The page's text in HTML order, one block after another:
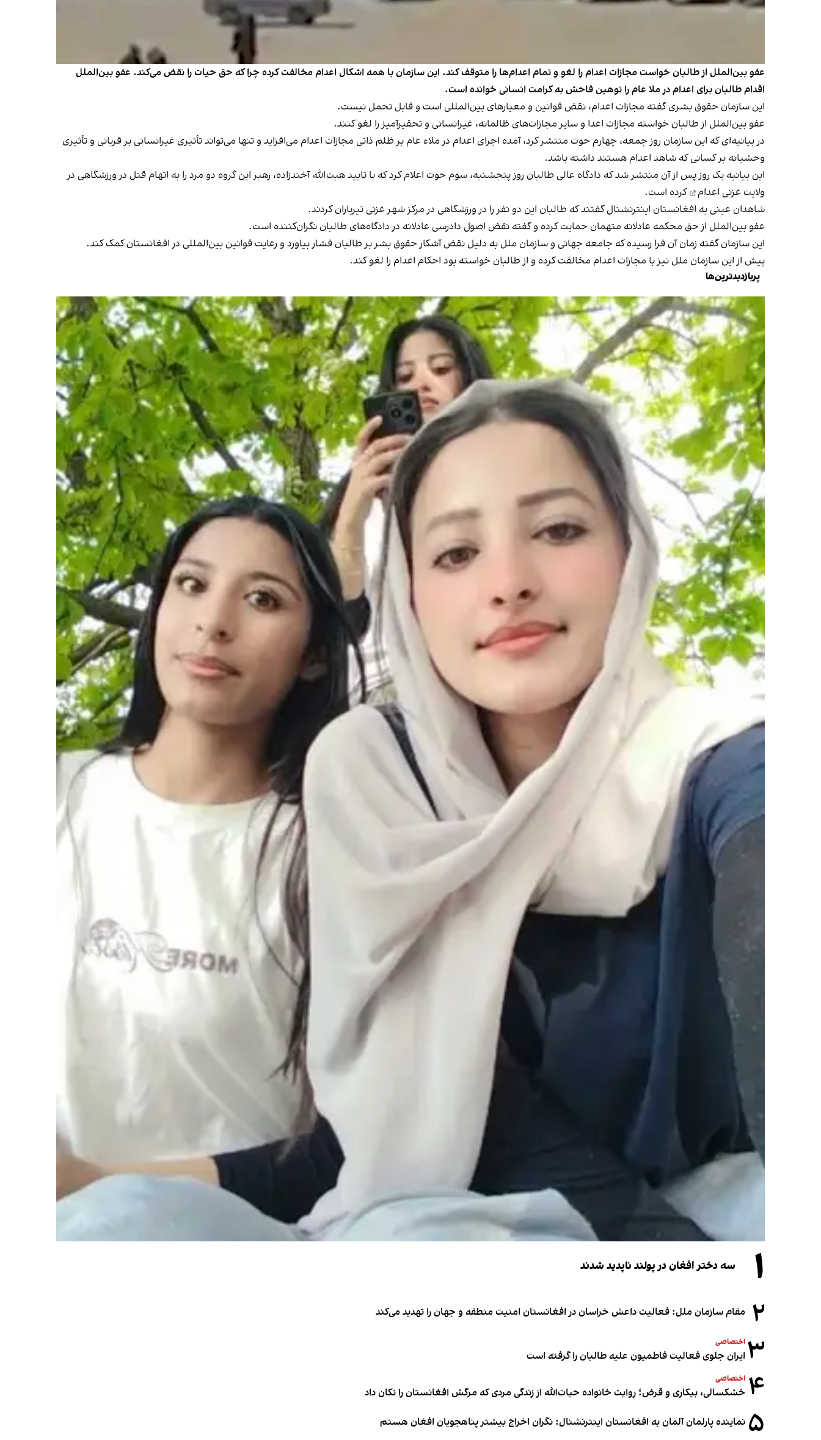
عفو بین‌الملل از طالبان خواست مجازات اعدام را لغو و تمام اعدام‌ها را متوقف کند. این سازمان با همه اشکال اعدام‌ مخالفت کرده چرا که حق حیات را نقض می‌کند. عفو بین‌الملل
اقدام طالبان برای اعدام در ملا عام را توهین فاحش به کرامت انسانی خوانده است.
این سازمان حقوق بشری گفته مجازات اعدام، نقض قوانین و معیارهای بین‌المللی است و قابل تحمل نیست.
عفو بین‌الملل از طالبان خواسته مجازات اعدا و سایر مجازات‌های ظالمانه، غیرانسانی و تحقیرآمیز را لغو کنند.
در بیانیه‌ای که این سازمان روز جمعه، چهارم حوت منتشر کرد، آمده اجرای اعدام در ملاء عام بر ظلم ذاتی مجازات اعدام می‌افزاید و تنها می‌تواند تأثیری غیرانسانی بر قربانی و تأثیری
وحشیانه بر کسانی که شاهد اعدام هستند داشته باشد.
این بیانیه یک روز پس از آن منتشر شد که دادگاه عالی طالبان روز پنجشنبه، سوم حوت اعلام کرد که با تایید هبت‌الله آخندزاده، رهبر این گروه دو مرد را به اتهام قتل در ورزشگاهی در
ولایت غزنی اعدام
کرده است.
شاهدان عینی به افغانستان اینترنشنال گفتند که طالبان این دو نفر را در ورزشگاهی در مرکز شهر غزنی تیرباران کردند.
عفو بین‌الملل از حق محکمه عادلانه متهمان حمایت کرده و گفته نقض اصول دادرسی عادلانه در دادگاه‌های طالبان نگران‌کننده است.
این سازمان گفته زمان آن فرا رسیده که جامعه جهانی و سازمان ملل به دلیل نقض آشکار حقوق بشر بر طالبان فشار بیاورد و رعایت قوانین بین‌المللی در افغانستان کمک کند.
پیش از این سازمان ملل نیز با مجازات اعدام مخالفت کرده و از طالبان خواسته بود احکام اعدام را لغو کند.
پربازدیدترین‌ها
۱ سه دختر افغان در پولند ناپدید شدند
۲ مقام سازمان ملل: فعالیت داعش خراسان در افغانستان امنیت منطقه و جهان را تهدید می‌کند
۳ اختصاصی
ایران جلوی فعالیت فاطمیون علیه طالبان را گرفته است
۴ اختصاصی
خشکسالی، بیکاری و قرض؛ روایت خانواده حیات‌الله از زندگی مردی که مرگش افغانستان را تکان داد
۵ نماینده پارلمان آلمان به افغانستان اینترنشنال: نگران اخراج بیشتر پناهجویان افغان هستم